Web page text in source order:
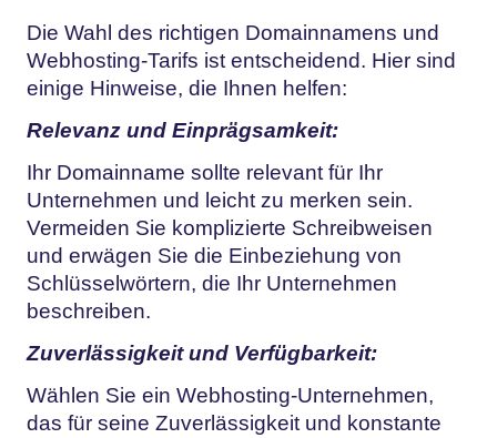
Die Wahl des richtigen Domainnamens und
Webhosting-Tarifs ist entscheidend. Hier sind
einige Hinweise, die Ihnen helfen:
Relevanz und Einprägsamkeit:
Ihr Domainname sollte relevant für Ihr
Unternehmen und leicht zu merken sein.
Vermeiden Sie komplizierte Schreibweisen
und erwägen Sie die Einbeziehung von
Schlüsselwörtern, die Ihr Unternehmen
beschreiben.
Zuverlässigkeit und Verfügbarkeit:
Wählen Sie ein Webhosting-Unternehmen,
das für seine Zuverlässigkeit und konstante